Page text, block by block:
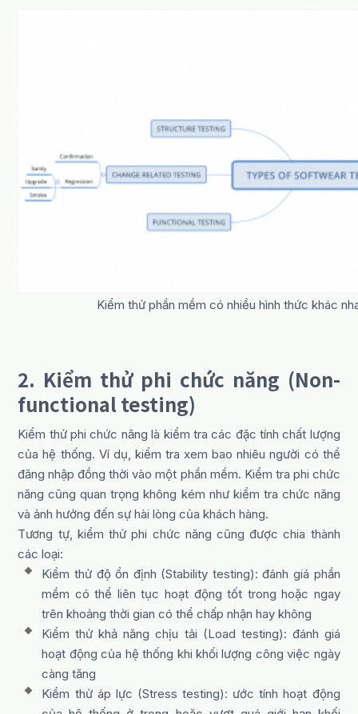
Kiểm thử phần mềm có nhiều hình thức khác
2. Kiểm thử phi chức năng (Non-
functional testing)
Kiểm thử phi chức năng là kiểm tra các đặc tính chất lượng
của hệ thống. Ví dụ, kiểm tra xem bao nhiêu người có thể
đăng nhập đồng thời vào một phần mềm. Kiểm tra phi chức
năng cũng quan trọng không kém như kiểm tra chức năng
và ảnh hưởng đến sự hài lòng của khách hàng.
Tương tự, kiểm thử phi chức năng cũng được chia thành
các loại:
Kiểm thử độ ổn định (Stability testing): đánh giá phần
mềm có thể liên tục hoạt động tốt trong hoặc ngay
trên khoảng thời gian có thể chấp nhận hay không
Kiểm thử khả năng chịu tải (Load testing): đánh giá
hoạt động của hệ thống khi khối lượng công việc ngày
càng tăng
Kiểm thử áp lực (Stress testing): ước tính hoạt động